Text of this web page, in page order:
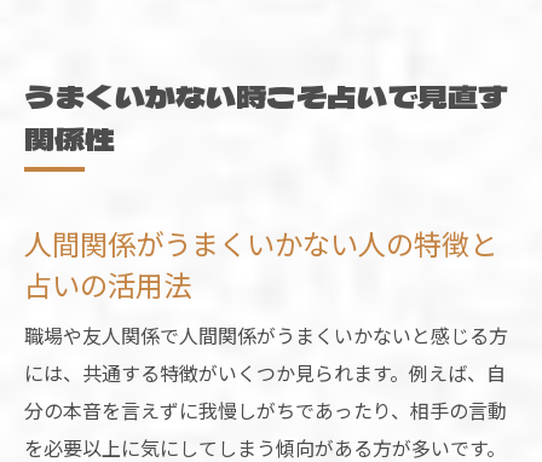
うまくいかない時こそ占いで見直す
関係性
人間関係がうまくいかない人の特徴と
占いの活用法
職場や友人関係で人間関係がうまくいかないと感じる方
には、共通する特徴がいくつか見られます。例えば、自
分の本音を言えずに我慢しがちであったり、相手の言動
を必要以上に気にしてしまう傾向がある方が多いです。